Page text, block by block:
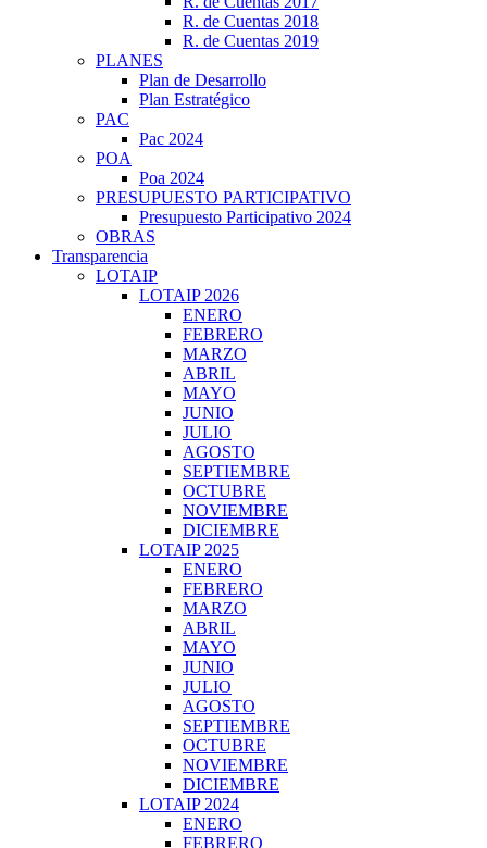
R. de Cuentas 2018
R. de Cuentas 2019
PLANES
Plan de Desarrollo
Plan Estratégico
PAC
Pac 2024
POA
Poa 2024
PRESUPUESTO PARTICIPATIVO
Presupuesto Participativo 2024
OBRAS
Transparencia
LOTAIP
LOTAIP 2026
ENERO
FEBRERO
MARZO
ABRIL
MAYO
JUNIO
JULIO
AGOSTO
SEPTIEMBRE
OCTUBRE
NOVIEMBRE
DICIEMBRE
LOTAIP 2025
ENERO
FEBRERO
MARZO
ABRIL
MAYO
JUNIO
JULIO
AGOSTO
SEPTIEMBRE
OCTUBRE
NOVIEMBRE
DICIEMBRE
LOTAIP 2024
ENERO
FEBRERO